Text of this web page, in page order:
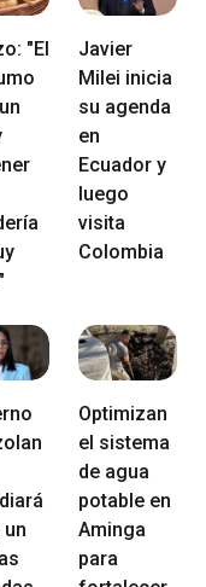
"El
Javier
Milei inicia
su agenda
en
Ecuador y
luego
visita
Colombia
un
Optimizan
el sistema
de agua
potable en
Aminga
para